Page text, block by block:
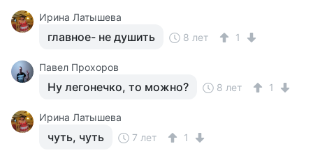
Ирина Латышева
главное- не душить 8 лет 1
Павел Прохоров
Ну легонечко, то можно? 8 лет 1
Ирина Латышева
чуть, чуть 7 лет 1